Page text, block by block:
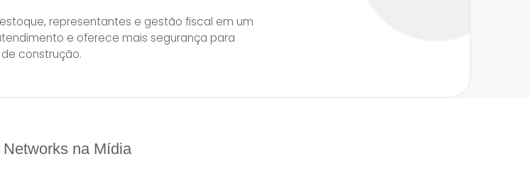
representantes e gestão fiscal em um
e oferece mais segurança para
construção.
na Mídia